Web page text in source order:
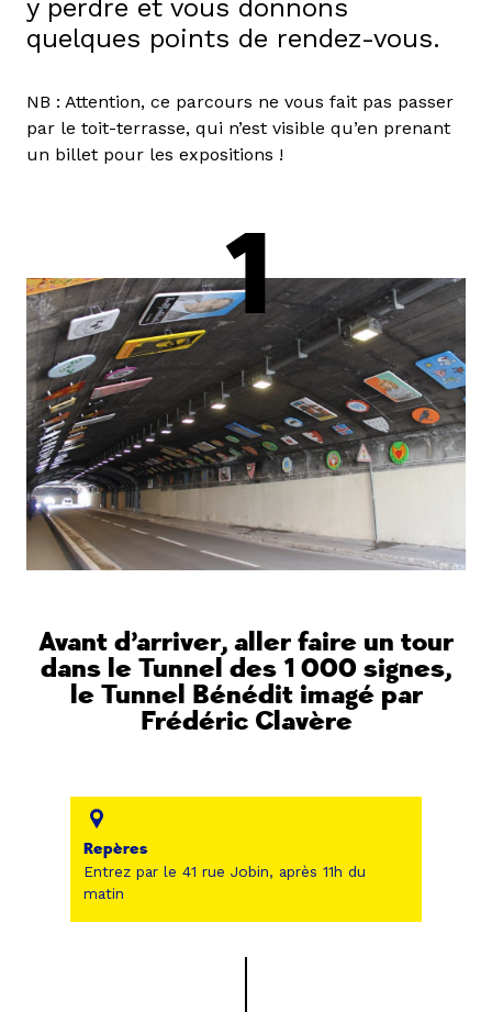
y perdre et vous donnons
quelques points de rendez-vous.
NB : Attention, ce parcours ne vous fait pas passer
par le toit-terrasse, qui n’est visible qu’en prenant
un billet pour les expositions !
1
Avant d’arriver, aller faire un tour
dans le Tunnel des 1 000 signes,
le Tunnel Bénédit imagé par
Frédéric Clavère
Repères
Entrez par le 41 rue Jobin, après 11h du
matin